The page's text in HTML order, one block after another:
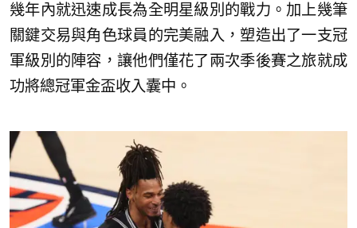
幾年內就迅速成長為全明星級別的戰力。加上幾筆
關鍵交易與角色球員的完美融入，塑造出了一支冠
軍級別的陣容，讓他們僅花了兩次季後賽之旅就成
功將總冠軍金盃收入囊中。